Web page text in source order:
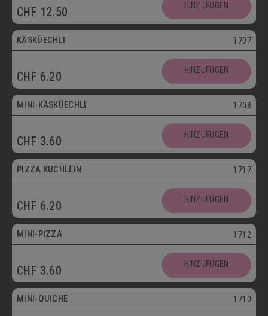
CHF 12.50 HINZUFÜGEN
Vegetarisch
KÄSKÜECHLI 1707
CHF 6.20 HINZUFÜGEN
Vegetarisch
MINI-KÄSKÜECHLI 1708
CHF 3.60 HINZUFÜGEN
bis 30.09.
PIZZA KÜCHLEIN 1717
CHF 6.20 HINZUFÜGEN
Mini
MINI-PIZZA 1712
CHF 3.60 HINZUFÜGEN
Mini
MINI-QUICHE 1710